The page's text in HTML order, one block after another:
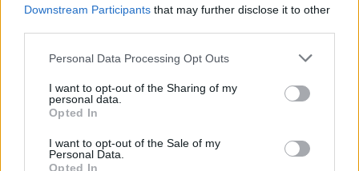
Downstream Participants that may further disclose it to other
Personal Data Processing Opt Outs
I want to opt-out of the Sharing of my
personal data.
Opted In
I want to opt-out of the Sale of my
Personal Data.
Opted In
Par drev nationell
narkotikahandel
hemifrån
mannen till långa
fängelsestraff för brotten
Vandraren
Witoslaw fångar
Åkersberga på
bild
Med kameran i handen går
upptäckter från hela